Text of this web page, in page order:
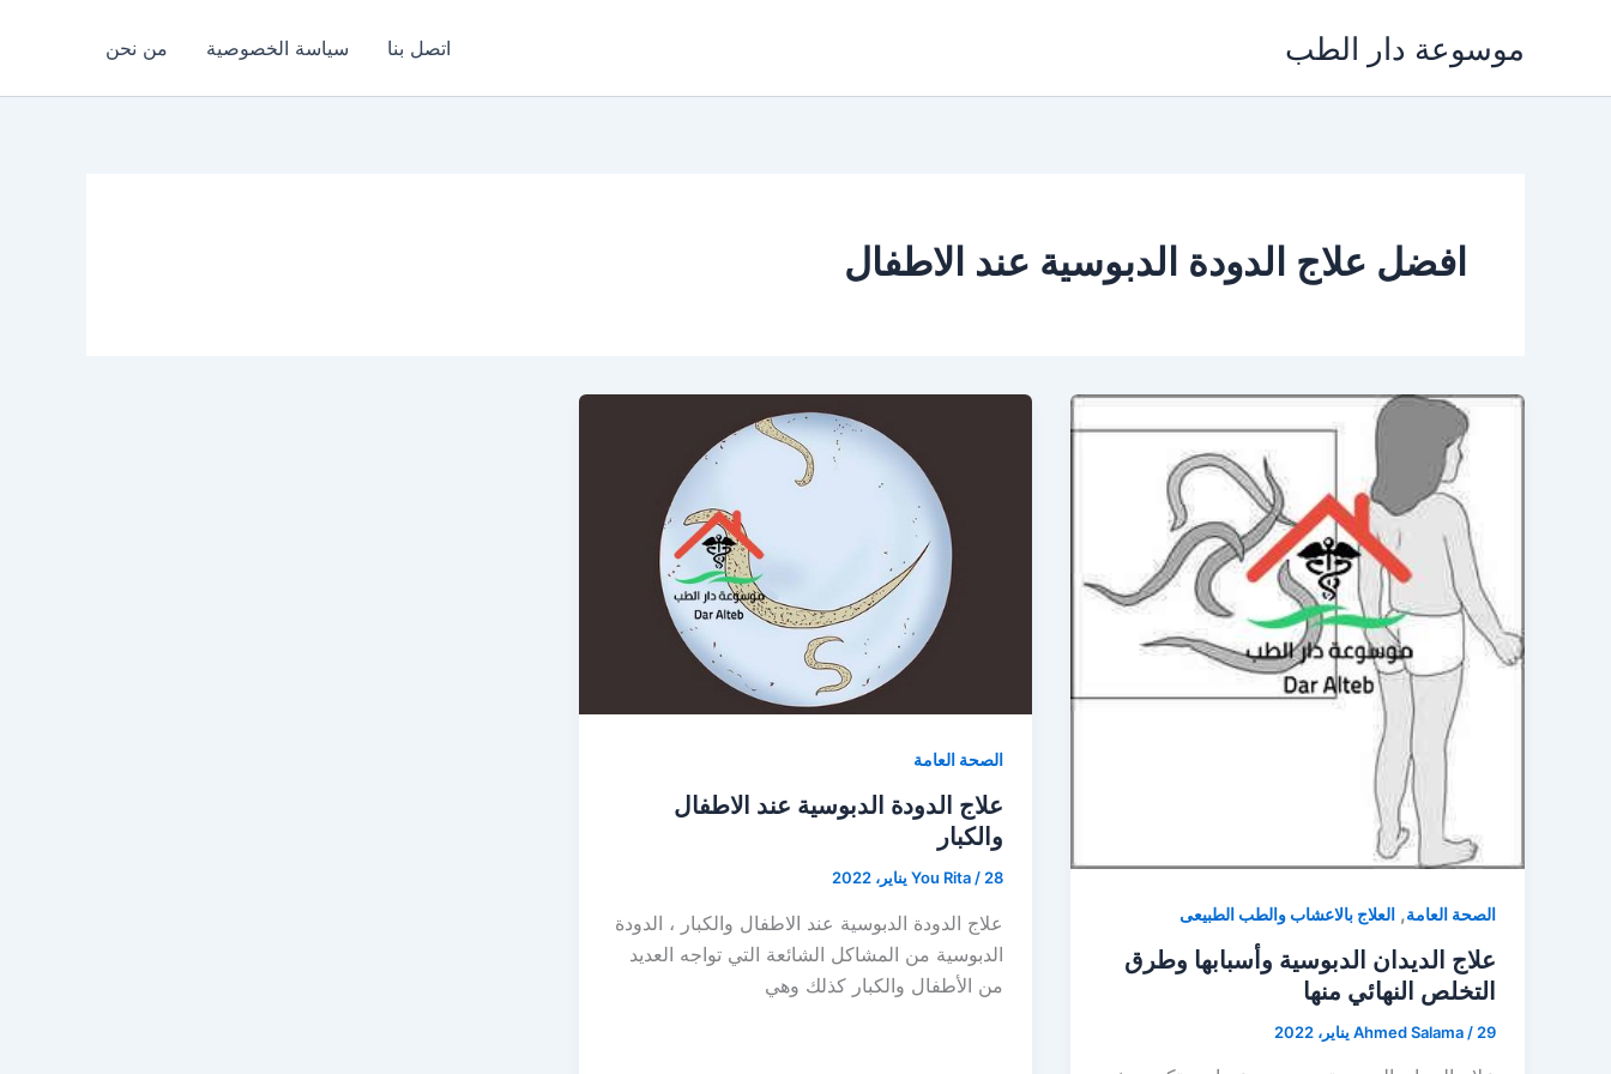
موسوعة دار الطب اتصل بنا سياسة الخصوصية من نحن
افضل علاج الدودة الدبوسية عند الاطفال
الصحة العامة, العلاج بالاعشاب والطب الطبيعى
علاج الديدان الدبوسية وأسبابها وطرق
التخلص النهائي منها
Ahmed Salama / 29 يناير، 2022
الصحة العامة
علاج الدودة الدبوسية عند الاطفال
والكبار
You Rita / 28 يناير، 2022
علاج الدودة الدبوسية عند الاطفال والكبار ، الدودة
الدبوسية من المشاكل الشائعة التي تواجه العديد
من الأطفال والكبار كذلك وهي